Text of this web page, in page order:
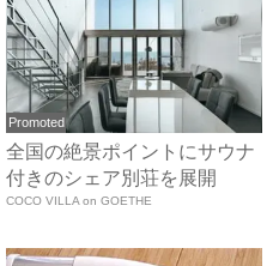
Promoted
全国の絶景ポイントにサウナ
付きのシェア別荘を展開
COCO VILLA on GOETHE